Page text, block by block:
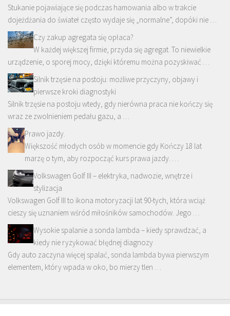
Stukanie pojawiające się podczas hamowania albo w trakcie
dojeżdżania do świateł często wydaje się „normalne”, dopóki nie …
Czy zakup agregata się opłaca?
W każdej większej firmie, przyda się agregat. To niewielkie
urządzenie, o sporej mocy, dzięki któremu można pozyskiwać …
Silnik trzęsie na postoju: możliwe przyczyny, objawy i
pierwsze kroki diagnostyki
Silnik trzęsie na postoju wtedy, gdy nierówna praca nie kończy się
wraz ze zwolnieniem pedału gazu, a …
Prawo jazdy.
Większość młodych osób w momencie gdy Kończy 18 lat
marzę o tym, aby rozpocząć kurs prawa jazdy. …
Volkswagen Golf III – elektryka, nadwozie, wnętrze i
stylizacja
Volkswagen Golf III to ikona motoryzacji lat 90-tych, która wciąż
cieszy się uznaniem wśród miłośników samochodów. Jego …
Wysokie spalanie a sonda lambda – kiedy sprawdzać, a
kiedy nie ryzykować błędnej diagnozy
Gdy auto zaczyna więcej spalać, sonda lambda bywa pierwszym
elementem, który wpada w oko, bo mierzy tlen …